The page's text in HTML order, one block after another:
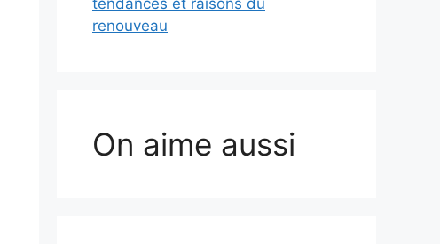
tendances et raisons du
renouveau
On aime aussi